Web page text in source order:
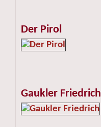
Der Pirol
Gaukler Friedrich